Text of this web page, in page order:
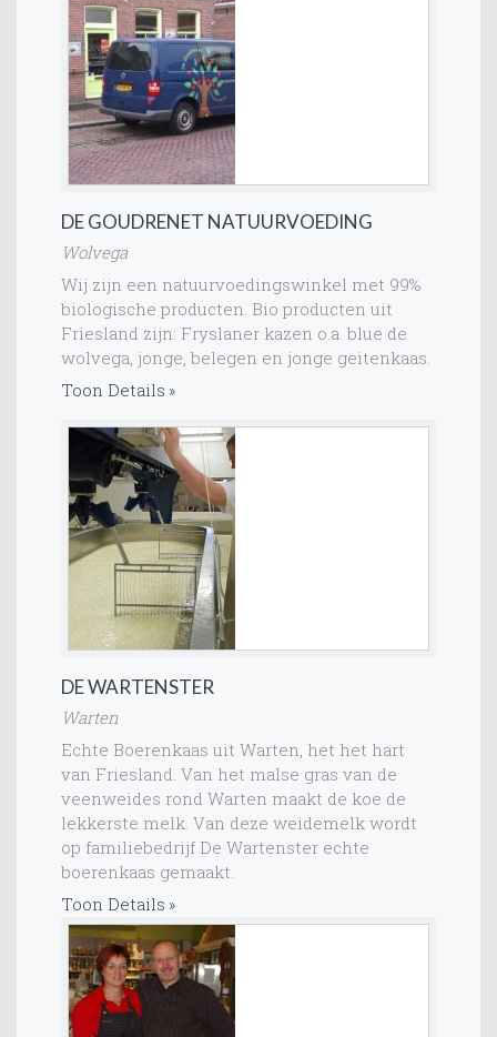
DE GOUDRENET NATUURVOEDING
Wolvega
Wij zijn een natuurvoedingswinkel met 99%
biologische producten. Bio producten uit
Friesland zijn: Fryslaner kazen o.a. blue de
wolvega, jonge, belegen en jonge geitenkaas.
Toon Details
DE WARTENSTER
Warten
Echte Boerenkaas uit Warten, het het hart
van Friesland. Van het malse gras van de
veenweides rond Warten maakt de koe de
lekkerste melk. Van deze weidemelk wordt
op familiebedrijf De Wartenster echte
boerenkaas gemaakt.
Toon Details